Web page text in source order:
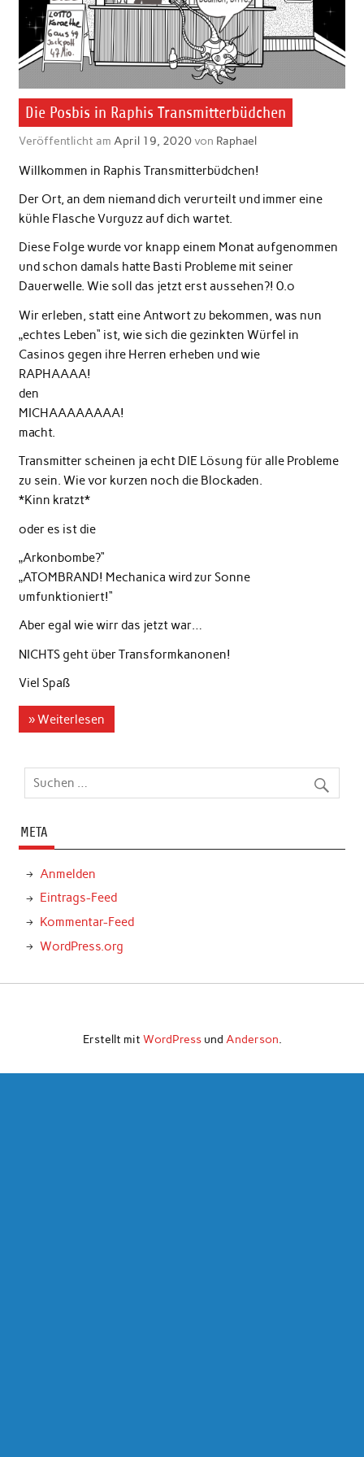
Die Posbis in Raphis Transmitterbüdchen
Veröffentlicht am April 19, 2020von Raphael
Willkommen in Raphis Transmitterbüdchen!
Der Ort, an dem niemand dich verurteilt und immer eine
kühle Flasche Vurguzz auf dich wartet.
Diese Folge wurde vor knapp einem Monat aufgenommen
und schon damals hatte Basti Probleme mit seiner
Dauerwelle. Wie soll das jetzt erst aussehen?! 0.o
Wir erleben, statt eine Antwort zu bekommen, was nun
„echtes Leben“ ist, wie sich die gezinkten Würfel in
Casinos gegen ihre Herren erheben und wie
RAPHAAAA!
den
MICHAAAAAAAA!
macht.
Transmitter scheinen ja echt DIE Lösung für alle Probleme
zu sein. Wie vor kurzen noch die Blockaden.
*Kinn kratzt*
oder es ist die
„Arkonbombe?“
„ATOMBRAND! Mechanica wird zur Sonne
umfunktioniert!“
Aber egal wie wirr das jetzt war…
NICHTS geht über Transformkanonen!
Viel Spaß
» Weiterlesen
META
Anmelden
Eintrags-Feed
Kommentar-Feed
WordPress.org
Erstellt mit WordPressund Anderson.